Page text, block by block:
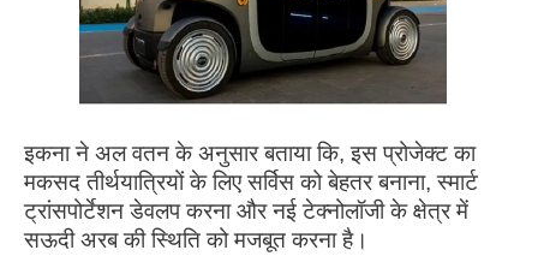
इकना ने अल वतन के अनुसार बताया कि, इस प्रोजेक्ट का
मकसद तीर्थयात्रियों के लिए सर्विस को बेहतर बनाना, स्मार्ट
ट्रांसपोर्टेशन डेवलप करना और नई टेक्नोलॉजी के क्षेत्र में
सऊदी अरब की स्थिति को मजबूत करना है।